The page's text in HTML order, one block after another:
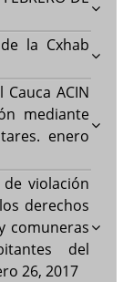
la Cxhab
ACIN
mediante
enero
violación
derechos
comuneras
del
26, 2017